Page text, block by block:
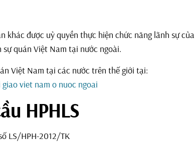
khác được uỷ quyền thực hiện chức năng lãnh sự của
quán Việt Nam tại nước ngoài.
Việt Nam tại các nước trên thế giới tại:
viet nam o nuoc ngoai
HPHLS
LS/HPH-2012/TK